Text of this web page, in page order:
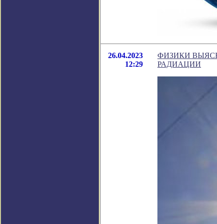
26.04.2023
12:29
ФИЗИКИ
РАДИАЦИИ